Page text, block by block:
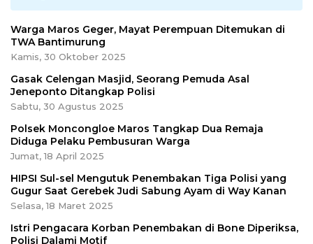
Warga Maros Geger, Mayat Perempuan Ditemukan di
TWA Bantimurung
Kamis, 30 Oktober 2025
Gasak Celengan Masjid, Seorang Pemuda Asal
Jeneponto Ditangkap Polisi
Sabtu, 30 Agustus 2025
Polsek Moncongloe Maros Tangkap Dua Remaja
Diduga Pelaku Pembusuran Warga
Jumat, 18 April 2025
HIPSI Sul-sel Mengutuk Penembakan Tiga Polisi yang
Gugur Saat Gerebek Judi Sabung Ayam di Way Kanan
Selasa, 18 Maret 2025
Istri Pengacara Korban Penembakan di Bone Diperiksa,
Polisi Dalami Motif